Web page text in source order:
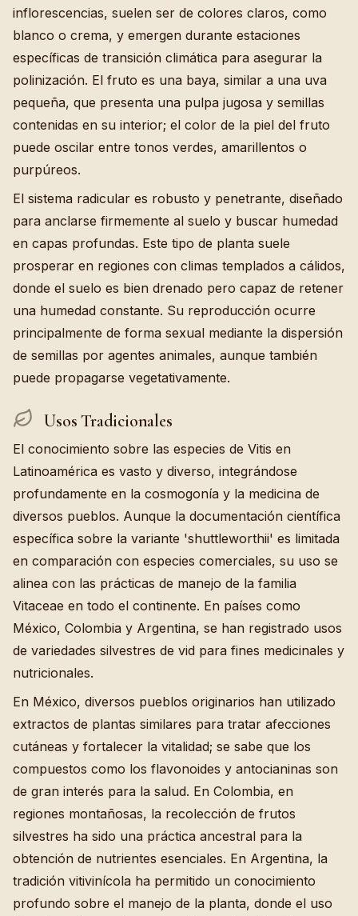
inflorescencias, suelen ser de colores claros, como
blanco o crema, y emergen durante estaciones
específicas de transición climática para asegurar la
polinización. El fruto es una baya, similar a una uva
pequeña, que presenta una pulpa jugosa y semillas
contenidas en su interior; el color de la piel del fruto
puede oscilar entre tonos verdes, amarillentos o
purpúreos.
El sistema radicular es robusto y penetrante, diseñado
para anclarse firmemente al suelo y buscar humedad
en capas profundas. Este tipo de planta suele
prosperar en regiones con climas templados a cálidos,
donde el suelo es bien drenado pero capaz de retener
una humedad constante. Su reproducción ocurre
principalmente de forma sexual mediante la dispersión
de semillas por agentes animales, aunque también
puede propagarse vegetativamente.
Usos Tradicionales
El conocimiento sobre las especies de Vitis en
Latinoamérica es vasto y diverso, integrándose
profundamente en la cosmogonía y la medicina de
diversos pueblos. Aunque la documentación científica
específica sobre la variante 'shuttleworthii' es limitada
en comparación con especies comerciales, su uso se
alinea con las prácticas de manejo de la familia
Vitaceae en todo el continente. En países como
México, Colombia y Argentina, se han registrado usos
de variedades silvestres de vid para fines medicinales y
nutricionales.
En México, diversos pueblos originarios han utilizado
extractos de plantas similares para tratar afecciones
cutáneas y fortalecer la vitalidad; se sabe que los
compuestos como los flavonoides y antocianinas son
de gran interés para la salud. En Colombia, en
regiones montañosas, la recolección de frutos
silvestres ha sido una práctica ancestral para la
obtención de nutrientes esenciales. En Argentina, la
tradición vitivinícola ha permitido un conocimiento
profundo sobre el manejo de la planta, donde el uso